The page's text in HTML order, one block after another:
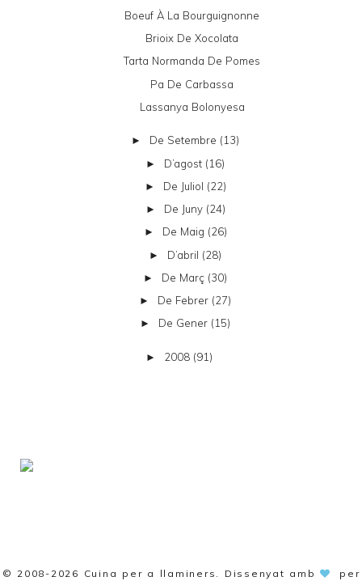
Boeuf À La Bourguignonne
Brioix De Xocolata
Tarta Normanda De Pomes
Pa De Carbassa
Lassanya Bolonyesa
► De Setembre (13)
► D’agost (16)
► De Juliol (22)
► De Juny (24)
► De Maig (26)
► D’abril (28)
► De Març (30)
► De Febrer (27)
► De Gener (15)
► 2008 (91)
© 2008-2026 Cuina per a llaminers . Dissenyat amb per